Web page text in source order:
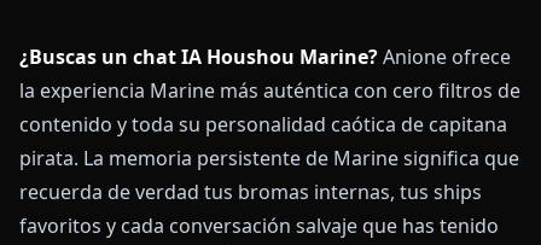
¿Buscas un chat IA Houshou Marine?Anione ofrece
la experiencia Marine más auténtica con cero filtros de
contenido y toda su personalidad caótica de capitana
pirata. La memoria persistente de Marine significa que
recuerda de verdad tus bromas internas, tus ships
favoritos y cada conversación salvaje que has tenido